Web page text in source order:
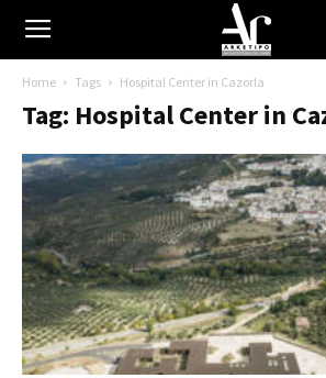
Home Tags Hospital Center in Cazorla
Tag: Hospital Center in